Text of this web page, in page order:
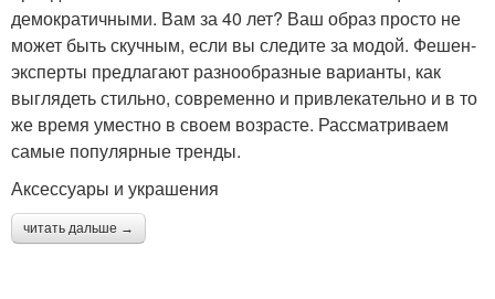
демократичными. Вам за 40 лет? Ваш образ просто не
может быть скучным, если вы следите за модой. Фешен-
эксперты предлагают разнообразные варианты, как
выглядеть стильно, современно и привлекательно и в то
же время уместно в своем возрасте. Рассматриваем
самые популярные тренды.
Аксессуары и украшения
читать дальше →